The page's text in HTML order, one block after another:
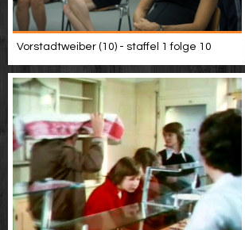
Vorstadtweiber (10) - staffel 1 folge 10